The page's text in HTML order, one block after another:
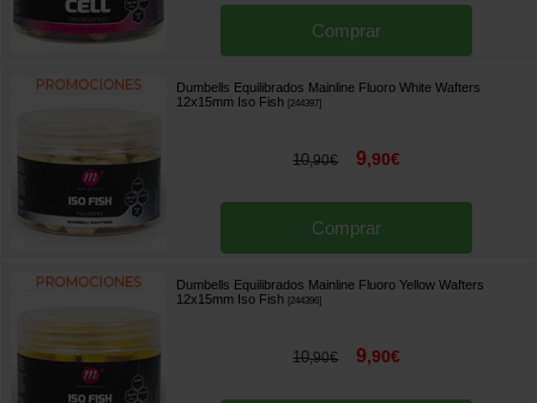
Comprar
Dumbells Equilibrados Mainline Fluoro White Wafters
12x15mm Iso Fish [244397]
10,90€ 9,90€
Comprar
Dumbells Equilibrados Mainline Fluoro Yellow Wafters
12x15mm Iso Fish [244396]
10,90€ 9,90€